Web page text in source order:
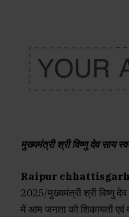
मुख्यमंत्री श्री विष्णु देव साय
Raipur chhattisgarh
2025/मुख्यमंत्री श्री विष्णु
में आम जनता की शिकायतों एवं